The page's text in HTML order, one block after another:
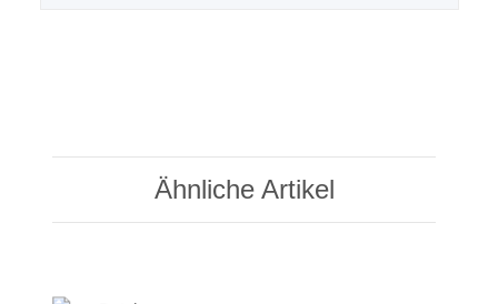
Ähnliche Artikel